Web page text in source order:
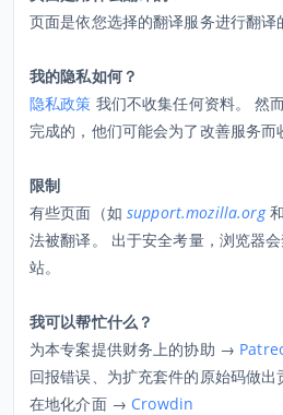
页面是依您选择的翻译服务进行翻译
我的隐私如何？
隐私政策 我们不收集任何资料。 然
完成的，他们可能会为了改善服务而
限制
有些页面（如 support.mozilla.org
法被翻译。 出于安全考量，浏览器
站。
我可以帮忙什么？
为本专案提供财务上的协助 →
回报错误、为扩充套件的原始码做
在地化介面 → Crowdin